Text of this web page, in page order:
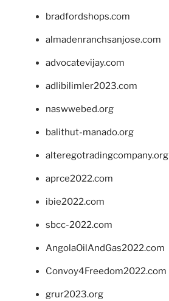
bradfordshops.com
almadenranchsanjose.com
advocatevijay.com
adlibilimler2023.com
naswwebed.org
balithut-manado.org
alteregotradingcompany.org
aprce2022.com
ibie2022.com
sbcc-2022.com
AngolaOilAndGas2022.com
Convoy4Freedom2022.com
grur2023.org